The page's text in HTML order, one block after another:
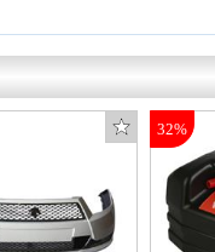
32%